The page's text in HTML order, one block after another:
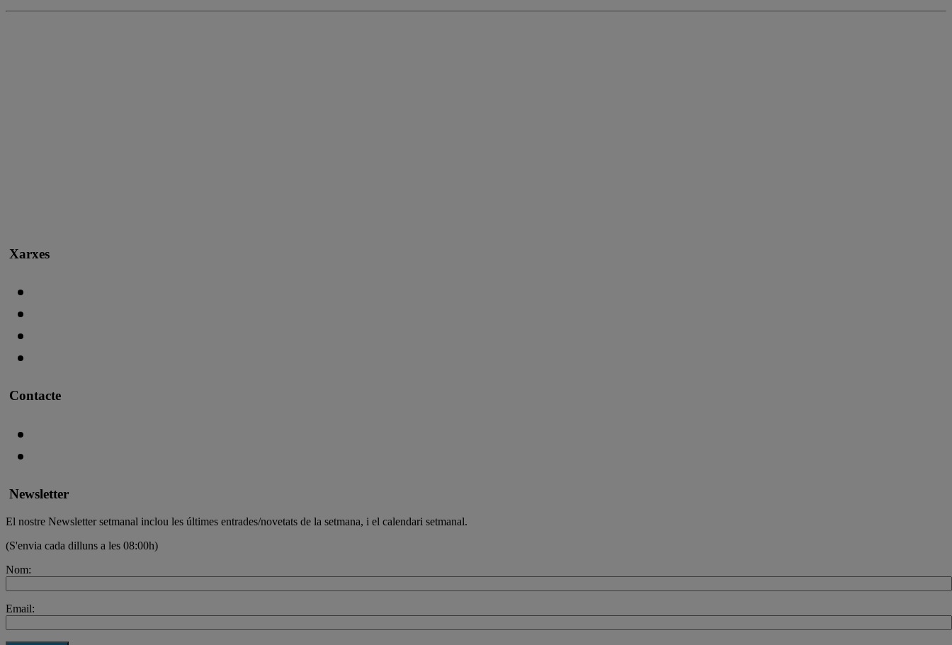
Xarxes
Contacte
Newsletter
El nostre Newsletter setmanal inclou les últimes entrades/novetats de la setmana, i el calendari setmanal.
(S'envia cada dilluns a les 08:00h)
Nom:
Email: